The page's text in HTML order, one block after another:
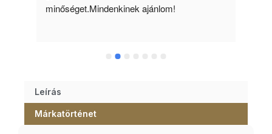
minőséget.Mindenkinek ajánlom!
Leírás
Márkatörténet